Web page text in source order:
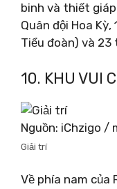
binh và thiết
Quân đội Hoa Kỳ,
Tiểu đoàn) và
10. KHU VUI
Nguồn: iChzigo /
Giải trí
Về phía nam